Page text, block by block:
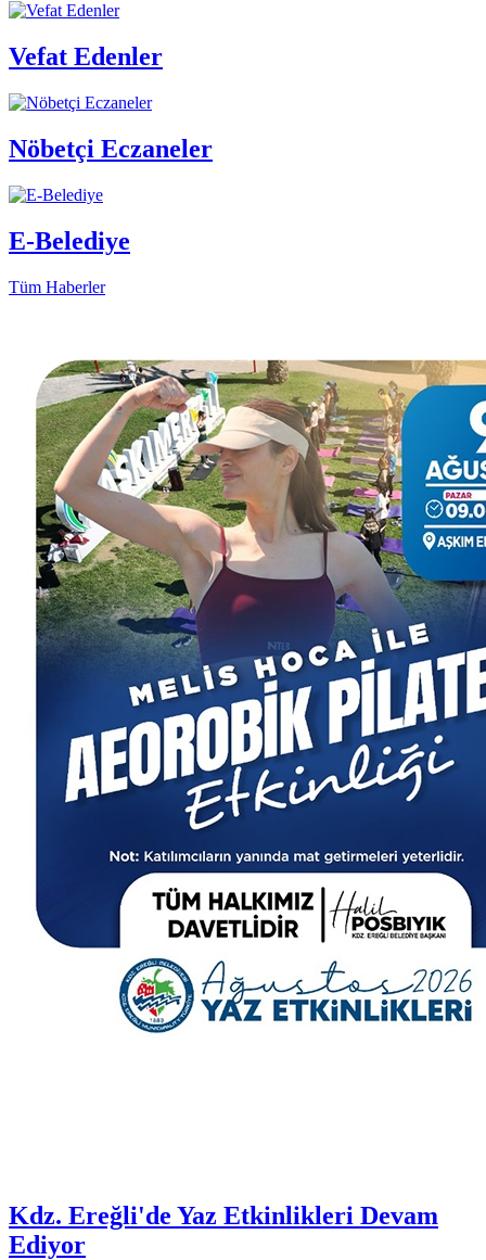
Vefat Edenler
Nöbetçi Eczaneler
E-Belediye
Tüm Haberler
Kdz. Ereğli'de Yaz Etkinlikleri Devam
Ediyor